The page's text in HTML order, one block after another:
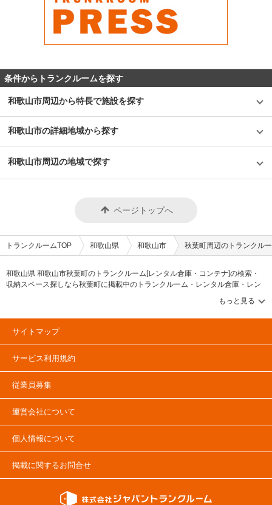
条件からトランクルームを探す
和歌山市周辺から特長で施設を探す
和歌山市の詳細地域から探す
和歌山市周辺の地域で探す
ページトップへ
トランクルームTOP 和歌山県 和歌山市 秋葉町周辺のトランクル
和歌山県 和歌山市秋葉町のトランクルーム[レンタル倉庫・コンテナ]の検索・
収納スペース探しなら秋葉町に掲載中のトランクルーム・レンタル倉庫・レン
料]・セキュリティ・空調完備・24時間出し入れ可能などの希望条件で絞込み！
豊富な物件数から様々な方法でご希望の収納スペースを簡単に探せるトランク
ルーム情報サイトです。秋葉町で気になるトランクルームを見つけたら、メー
サイトマップ
サービス利用規約
従業員募集
運営会社について
個人情報について
掲載に関するお問合せ